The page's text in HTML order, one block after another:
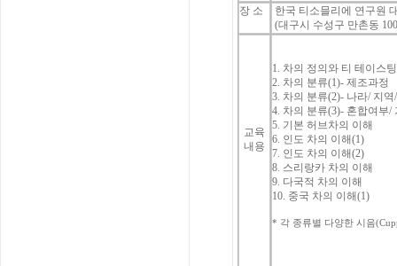
장 소
한국 티소믈리에 연구원
(대구시 수성구 만촌동
교육
내용
1. 차의 정의와 티 테이스
2. 차의 분류(1)-제조과정
3. 차의 분류(2)- 나라/ 지역
4. 차의 분류(3)- 혼합여부/
5. 기본 허브차의 이해
6. 인도 차의 이해(1)
7. 인도 차의 이해(2)
8. 스리랑카 차의 이해
9. 다국적 차의 이해
10. 중국 차의 이해(1)
* 각 종류별 다양한 시음